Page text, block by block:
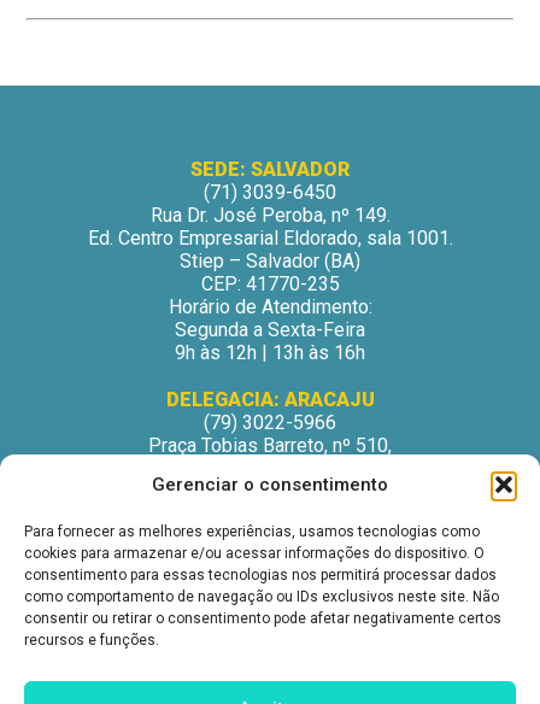
Gerenciar o consentimento
Para fornecer as melhores experiências, usamos tecnologias como
cookies para armazenar e/ou acessar informações do dispositivo. O
consentimento para essas tecnologias nos permitirá processar dados
como comportamento de navegação ou IDs exclusivos neste site. Não
consentir ou retirar o consentimento pode afetar negativamente certos
recursos e funções.
SEDE: SALVADOR
(71) 3039-6450
Rua Dr. José Peroba, nº 149.
Ed. Centro Empresarial Eldorado, sala 1001.
Stiep – Salvador (BA)
CEP: 41770-235
Horário de Atendimento:
Segunda a Sexta-Feira
9h às 12h | 13h às 16h
DELEGACIA: ARACAJU
(79) 3022-5966
Praça Tobias Barreto, nº 510,
São José – Aracaju/SE
Horário de Atendimento:
Segunda a Sexta-Feira
9h às 12h | 13h às 16h
DELEGACIA: ITABUNA
Avenida Princesa Isabel, nº 395.
Ed. Itabuna Trade Center, sala 914.